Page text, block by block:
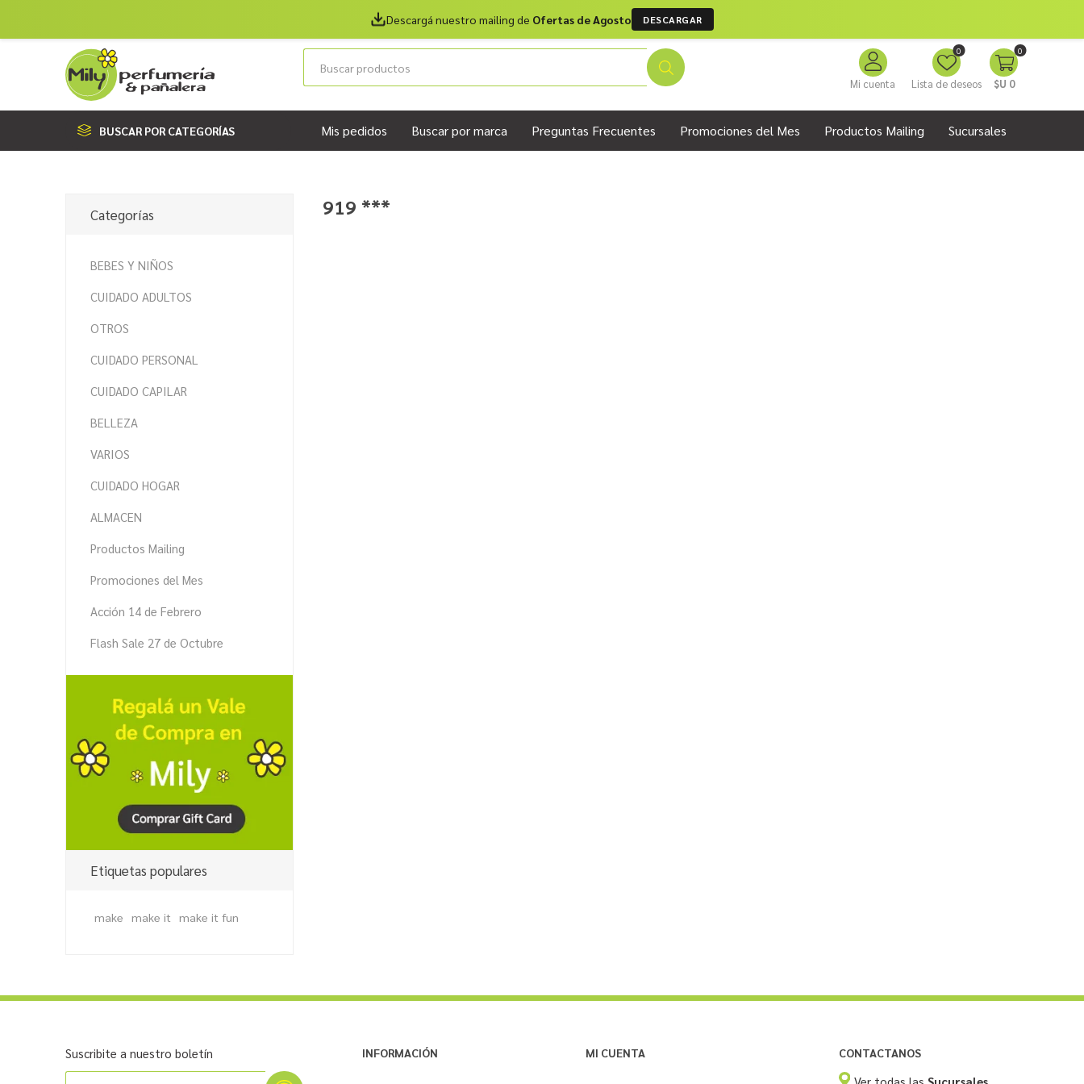
Descargá nuestro mailing de Ofertas de Agosto DESCARGAR
Mi cuenta Lista de deseos
0 0
$U 0
BUSCAR POR CATEGORÍAS Mis pedidos Buscar por marca Preguntas Frecuentes Promociones del Mes Productos Mailing Sucursales
919 ***
Categorías
BEBES Y NIÑOS
CUIDADO ADULTOS
OTROS
CUIDADO PERSONAL
CUIDADO CAPILAR
BELLEZA
VARIOS
CUIDADO HOGAR
ALMACEN
Productos Mailing
Promociones del Mes
Acción 14 de Febrero
Flash Sale 27 de Octubre
Etiquetas populares
make make it make it fun
Suscribite a nuestro boletín INFORMACIÓN MI CUENTA CONTACTANOS
Ver todas las Sucursales